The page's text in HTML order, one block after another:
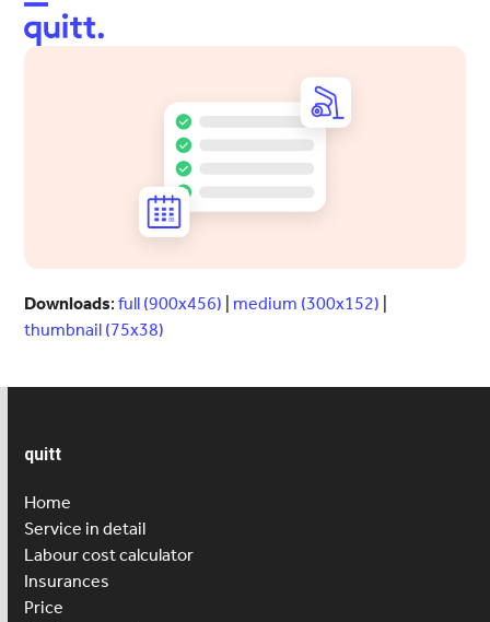
Open
mobile
Close
mobile
Downloads:full (900x456) medium (300x152)
thumbnail (75x38)
quitt
Home
Service in detail
Labour cost calculator
Insurances
Price